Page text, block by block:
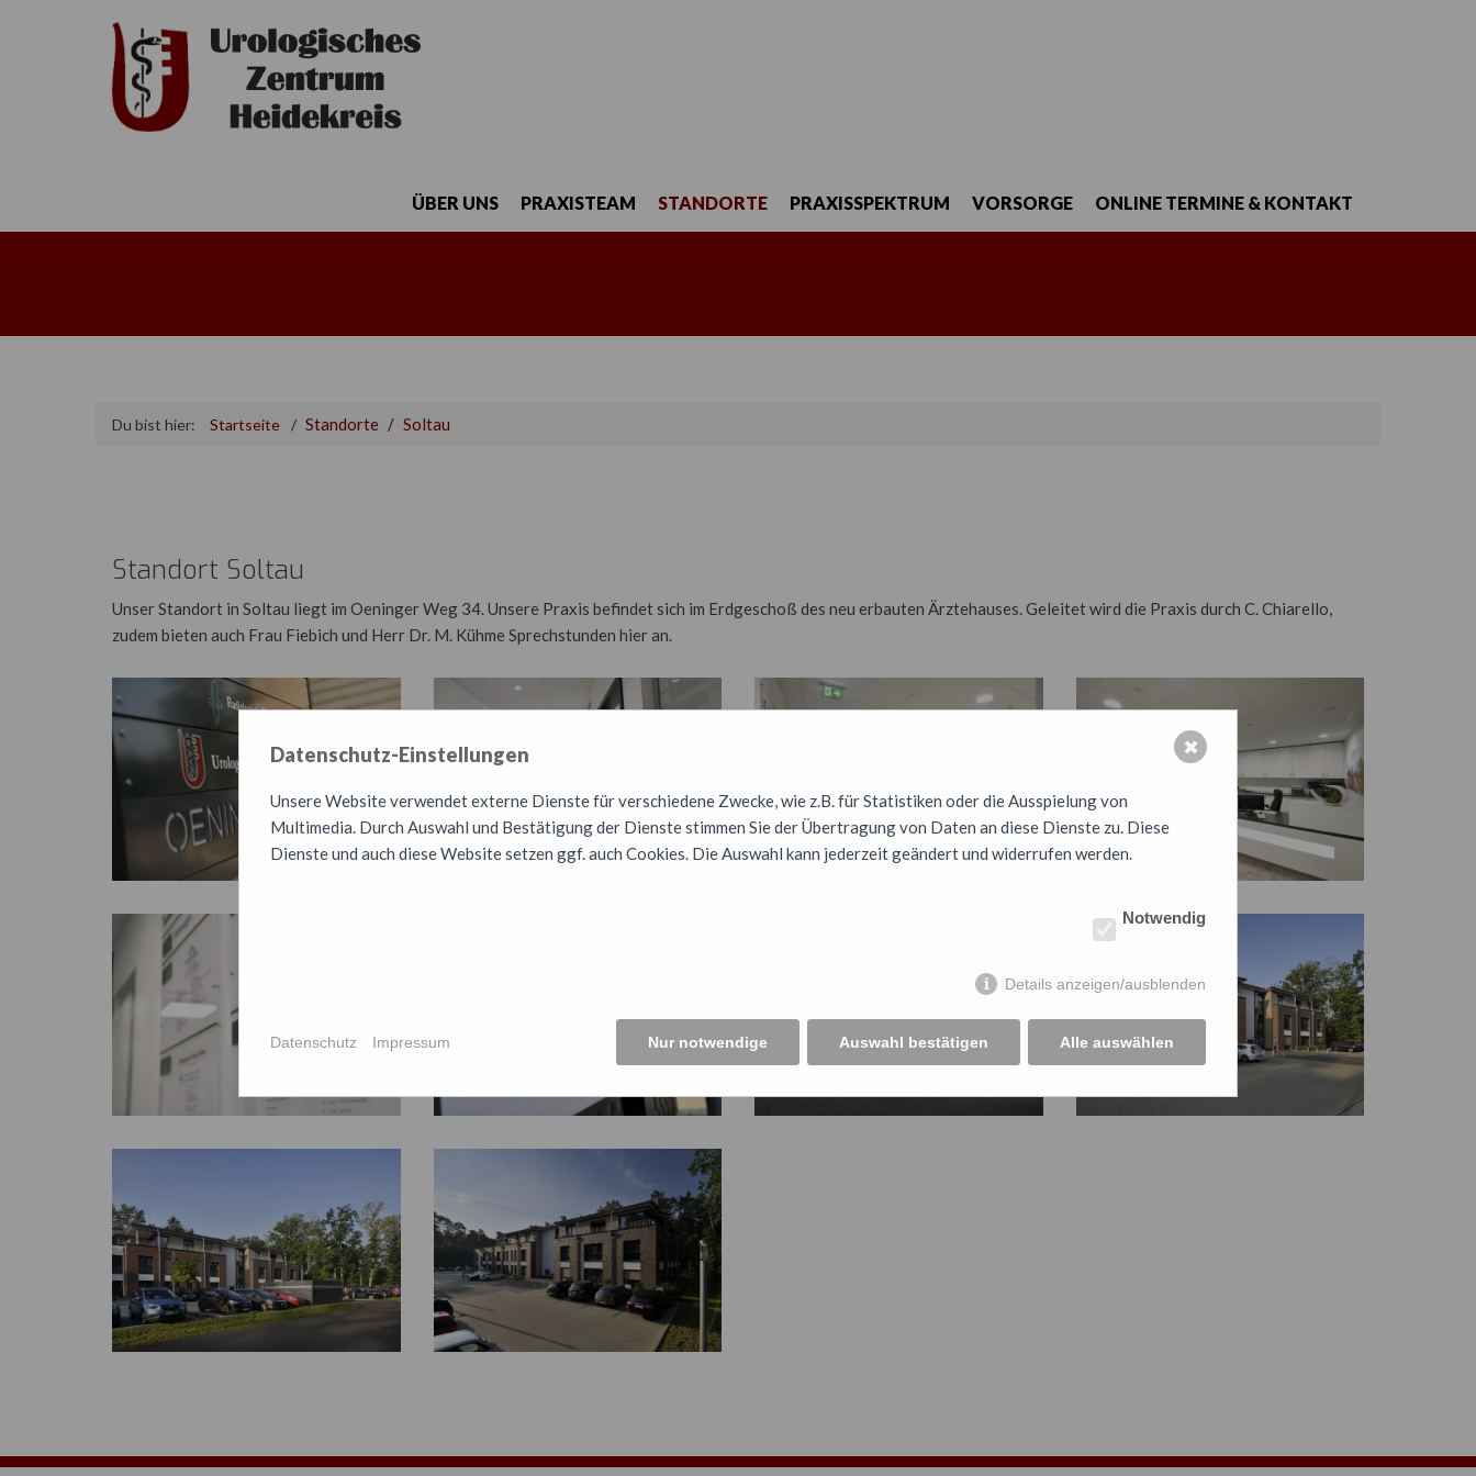
ÜBER UNS PRAXISTEAM STANDORTE PRAXISSPEKTRUM VORSORGE ONLINE TERMINE & KONTAKT
SOLTAU
Du bist hier: Startseite Standorte Soltau
Standort Soltau
Unser Standort in Soltau liegt im Oeninger Weg 34. Unsere Praxis befindet sich im Erdgeschoß des neu erbauten Ärztehauses. Geleitet wird die Praxis durch C. Chiarello,
zudem bieten auch Frau Fiebich und Herr Dr. M. Kühme Sprechstunden hier an.
Datenschutz-Einstellungen
Unsere Website verwendet externe Dienste für verschiedene Zwecke, wie z.B. für Statistiken oder die Ausspielung von
Multimedia. Durch Auswahl und Bestätigung der Dienste stimmen Sie der Übertragung von Daten an diese Dienste zu. Diese
Dienste und auch diese Website setzen ggf. auch Cookies. Die Auswahl kann jederzeit geändert und widerrufen werden.
Notwendig
Details anzeigen/ausblenden
Nur notwendige Auswahl bestätigen Alle auswählen
Datenschutz Impressum
✖